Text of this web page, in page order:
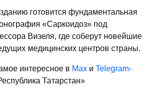
готовится фундаментальная
«Саркоидоз» под
Визеля, где соберут новейшие
медицинских центров страны.
интересное в Max и Telegram-
Татарстан»